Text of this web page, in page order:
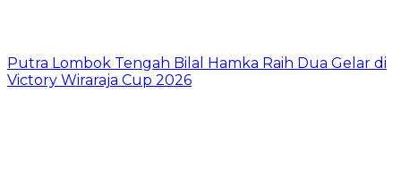
Putra Lombok Tengah Bilal Hamka Raih Dua Gelar di
Victory Wiraraja Cup 2026